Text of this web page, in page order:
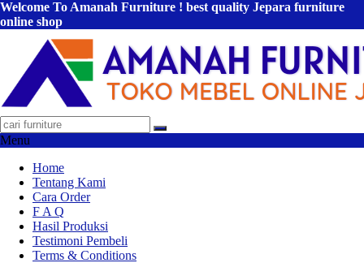
Welcome To Amanah Furniture ! best quality Jepara furniture
online shop
Menu
Home
Tentang Kami
Cara Order
F A Q
Hasil Produksi
Testimoni Pembeli
Terms & Conditions